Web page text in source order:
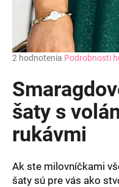
Priemerné
produktu
je
5,0
z
hviezdičiek.
2 hodnotenia Podrobnosti
šaty s
rukávmi
Ak ste milovníčkami
šaty sú pre vás ako